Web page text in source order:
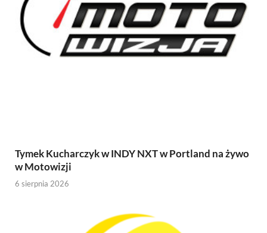
Tymek Kucharczyk w INDY NXT w Portland na żywo
w Motowizji
6 sierpnia 2026